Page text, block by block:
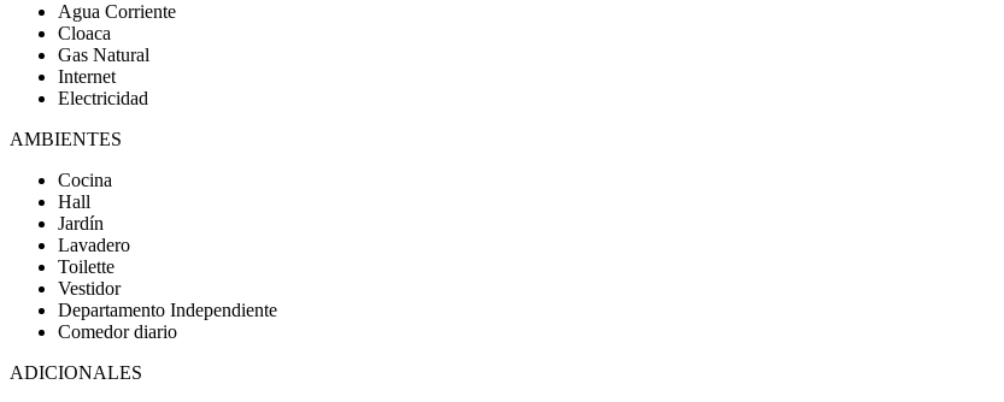
Agua Corriente
Cloaca
Gas Natural
Internet
Electricidad
AMBIENTES
Cocina
Hall
Jardín
Lavadero
Toilette
Vestidor
Departamento Independiente
Comedor diario
ADICIONALES